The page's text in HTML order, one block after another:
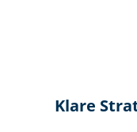
Klare